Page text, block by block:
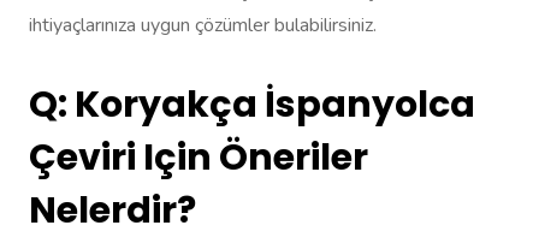
ihtiyaçlarınıza uygun çözümler bulabilirsiniz.
Q: Koryakça İspanyolca
Çeviri Için Öneriler
Nelerdir?